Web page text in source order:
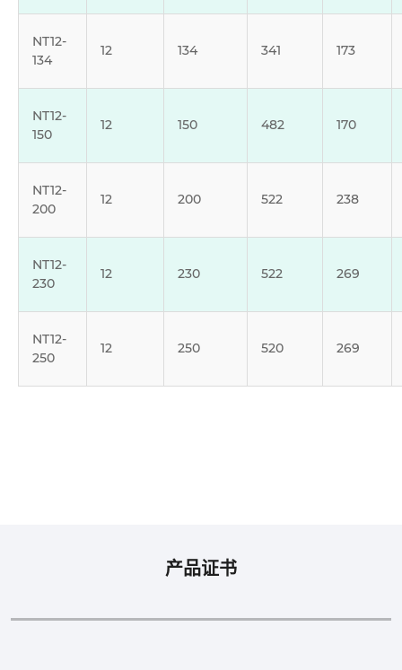
NT12-
134
12 134 341 173
NT12-
150
12 150 482 170
NT12-
200
12 200 522 238
NT12-
230
12 230 522 269
NT12-
250
12 250 520 269
产品证书